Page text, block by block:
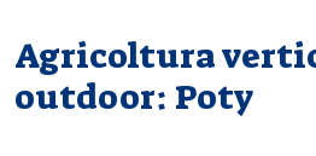
Agricoltura
outdoor: Poty